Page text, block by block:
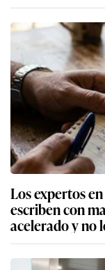
Los expertos
escriben con
acelerado y no